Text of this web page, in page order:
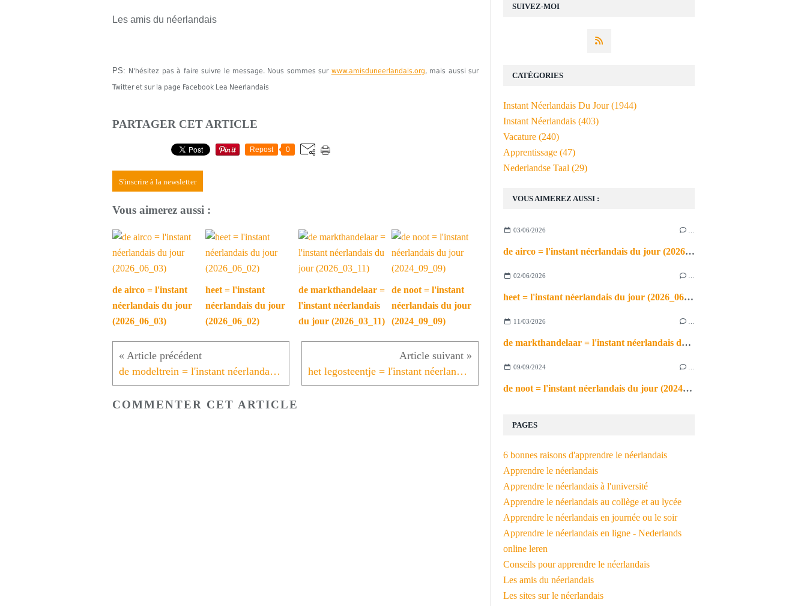
Les amis du néerlandais
PS: N'hésitez pas à faire suivre le message. Nous sommes sur www.amisduneerlandais.org, mais aussi sur
Twitter et sur la page Facebook Lea Neerlandais
PARTAGER CET ARTICLE
Repost 0
S'inscrire à la newsletter
Vous aimerez aussi :
de airco = l'instant
néerlandais du jour
(2026_06_03)
heet = l'instant
néerlandais du jour
(2026_06_02)
de markthandelaar =
l'instant néerlandais
du jour (2026_03_11)
de noot = l'instant
néerlandais du jour
(2024_09_09)
de modeltrein = l'instant néerlandais du jour (2023_12_20) het legosteentje = l'instant néerlandais du jour (2023_12_22)
COMMENTER CET ARTICLE
SUIVEZ-MOI
VOUS AIMEREZ AUSSI :
03/06/2026
de airco = l'instant néerlandais du jour (2026_06_03)
02/06/2026
heet = l'instant néerlandais du jour (2026_06_02)
11/03/2026
de markthandelaar = l'instant néerlandais du jour (2026_03_11)
09/09/2024
de noot = l'instant néerlandais du jour (2024_09_09)
PAGES
6 bonnes raisons d'apprendre le néerlandais
Apprendre le néerlandais
Apprendre le néerlandais à l'université
Apprendre le néerlandais au collège et au lycée
Apprendre le néerlandais en journée ou le soir
Apprendre le néerlandais en ligne - Nederlands
online leren
Conseils pour apprendre le néerlandais
Les amis du néerlandais
Les sites sur le néerlandais
CATÉGORIES
Instant Néerlandais Du Jour(1944)
Instant Néerlandais (403)
Vacature (240)
Apprentissage (47)
Nederlandse Taal (29)